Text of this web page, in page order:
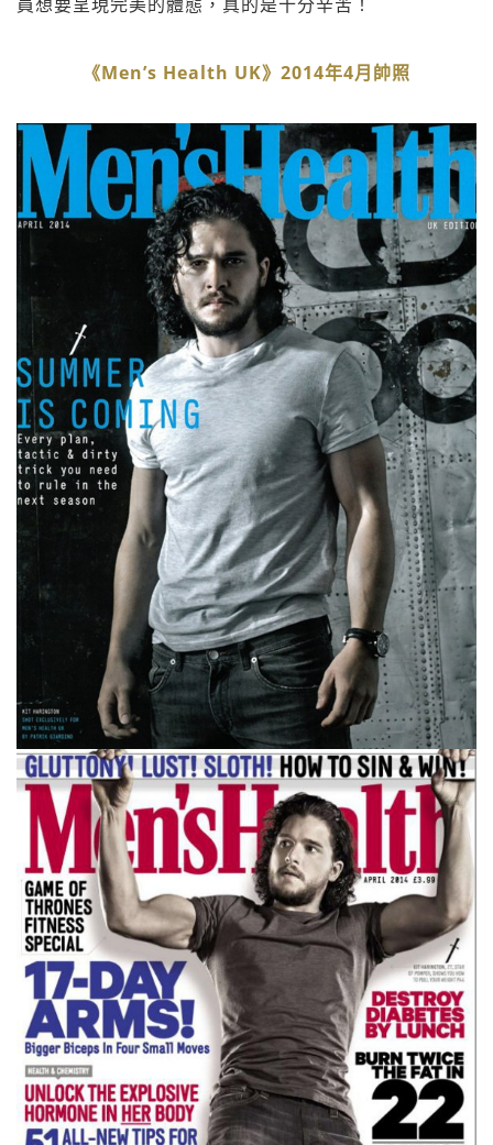
《Men’s Health UK》2014年4月帥照